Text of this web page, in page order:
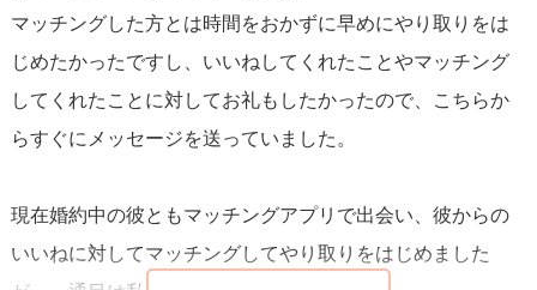
マッチングした方とは時間をおかずに早めにやり取りをは
じめたかったですし、いいねしてくれたことやマッチング
してくれたことに対してお礼もしたかったので、こちらか
らすぐにメッセージを送っていました。
現在婚約中の彼ともマッチングアプリで出会い、彼からの
いいねに対してマッチングしてやり取りをはじめました